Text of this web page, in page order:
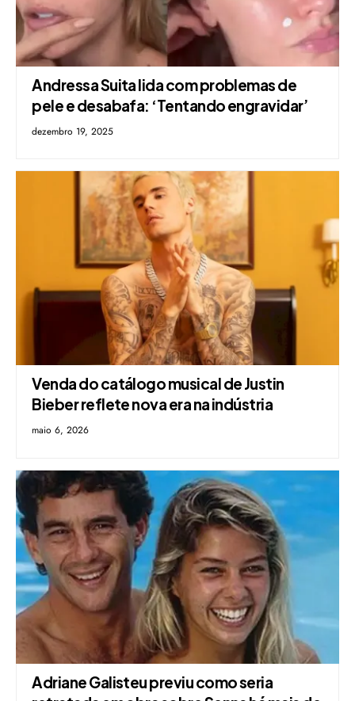
Andressa Suita lida com problemas de
pele e desabafa: ‘Tentando engravidar’
dezembro 19, 2025
Venda do catálogo musical de Justin
Bieber reflete nova era na indústria
maio 6, 2026
Adriane Galisteu previu como seria